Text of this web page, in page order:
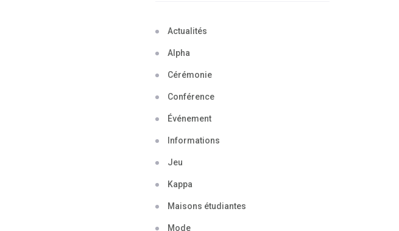
Actualités
Alpha
Cérémonie
Conférence
Événement
Informations
Jeu
Kappa
Maisons étudiantes
Mode